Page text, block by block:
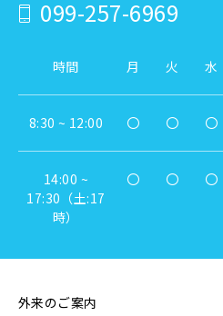
099-257-6969
時間 月 火 水
8:30 ~ 12:00 〇 〇 〇
14:00 ~
17:30（土:17
時）
〇 〇 〇
外来のご案内